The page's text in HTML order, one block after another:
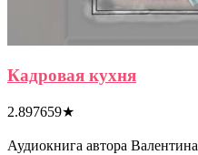
Кадровая кухня
2.897659★
Аудиокнига автора